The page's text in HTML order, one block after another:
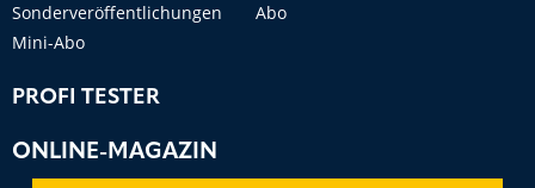
Sonderveröffentlichungen
Abo
Mini-Abo
PROFI TESTER
ONLINE-MAGAZIN